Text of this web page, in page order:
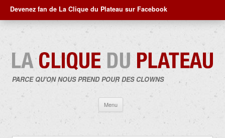
Devenez fan de La Clique du Plateau sur Facebook
PARCE QU'ON NOUS PREND POUR DES CLOWNS
Menu
contenu